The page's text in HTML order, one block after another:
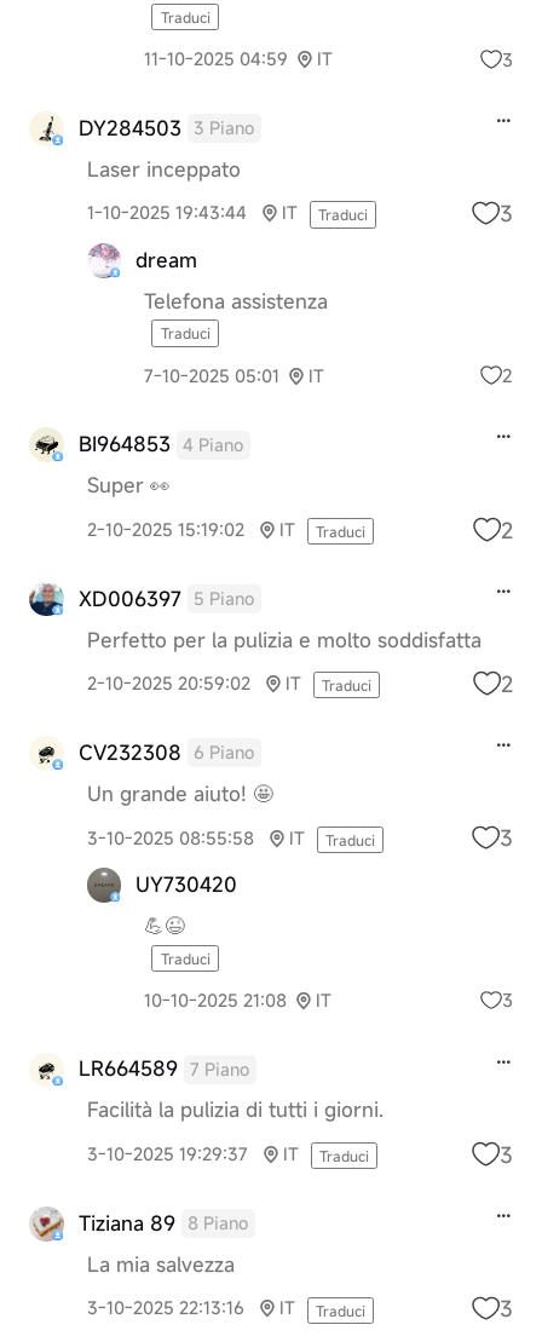
Traduci
11-10-2025 04:59 IT 3
DY284503 3 Piano
Laser inceppato
1-10-2025 19:43:44 IT Traduci 3
dream
Telefona assistenza
Traduci
7-10-2025 05:01 IT 2
BI964853 4 Piano
Super 👀
2-10-2025 15:19:02 IT Traduci 2
XD006397 5 Piano
Perfetto per la pulizia e molto soddisfatta
2-10-2025 20:59:02 IT Traduci 2
CV232308 6 Piano
Un grande aiuto! 🤩
3-10-2025 08:55:58 IT Traduci 3
UY730420
💪😉
Traduci
10-10-2025 21:08 IT 3
LR664589 7 Piano
Facilità la pulizia di tutti i giorni.
3-10-2025 19:29:37 IT Traduci 3
Tiziana 89 8 Piano
La mia salvezza
3-10-2025 22:13:16 IT Traduci 3